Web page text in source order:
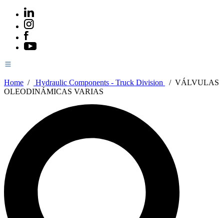
Home / Hydraulic Components - Truck Division / VÁLVULAS
OLEODINÁMICAS VARIAS